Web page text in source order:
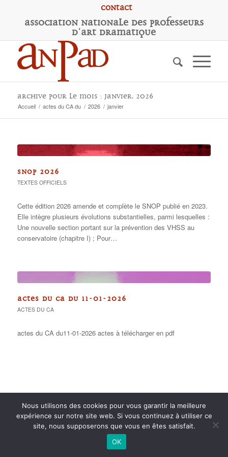
Contact
Association Nationale des Professeurs
d'Art Dramatique
Archive pour le mois : janvier, 2026
Accueil / actes du CA du / 2026 / janvier
SNOP 2026
TEXTES OFFICIELS
Cette édition 2026 amende et complète le SNOP publié en 2023.
Elle intègre plusieurs évolutions substantielles, parmi lesquelles :
Une nouvelle section portant sur la prévention des VHSS au
conservatoire (chapitre I) ; Pour…
ACTES DU CA DU 11-01-2026
ACTES DU CA
actes du CA du11-01-2026 actes à télécharger en pdf
2015 anPad - RéalisationTicoët
Nous utilisons des cookies pour vous garantir la meilleure
expérience sur notre site web. Si vous continuez à utiliser ce
site, nous supposerons que vous en êtes satisfait.
OK